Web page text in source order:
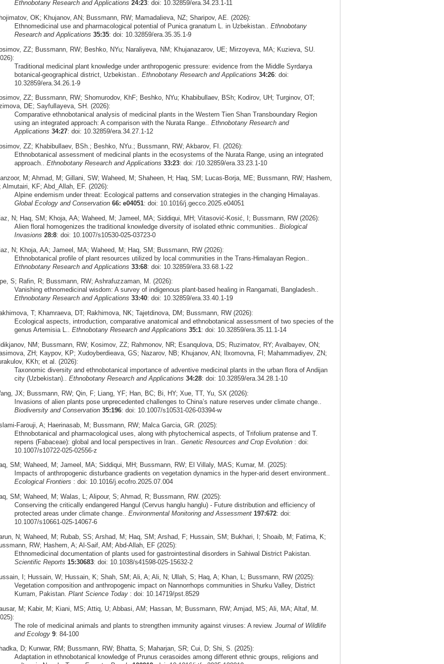
Ethnobotany Research and Applications 24:23: doi: 10.32859/era.34.23.1-11
OK; Khujanov, AN; Bussmann, RW; Mamadalieva, NZ; Sharipov, AE. (2026):
Ethnomedicinal use and pharmacological potential of Punica granatum L. in Uzbekistan.. Ethnobotany
Research and Applications 35:35: doi: 10.32859/era.35.35.1-9
ZZ; Bussmann, RW; Beshko, NYu; Naraliyeva, NM; Khujanazarov, UE; Mirzoyeva, MA; Kuzieva, SU.
Traditional medicinal plant knowledge under anthropogenic pressure: evidence from the Middle Syrdarya
botanical-geographical district, Uzbekistan.. Ethnobotany Research and Applications 34:26: doi:
10.32859/era.34.26.1-9
ZZ; Bussmann, RW; Shomurodov, KhF; Beshko, NYu; Khabibullaev, BSh; Kodirov, UH; Turginov, OT;
DE; Sayfullayeva, SH. (2026):
Comparative ethnobotanical analysis of medicinal plants in the Western Tien Shan Transboundary Region
using an integrated approach: A comparison with the Nurata Range.. Ethnobotany Research and
Applications 34:27: doi: 10.32859/era.34.27.1-12
ZZ; Khabibullaev, BSh.; Beshko, NYu.; Bussmann, RW; Akbarov, FI. (2026):
Ethnobotanical assessment of medicinal plants in the ecosystems of the Nurata Range, using an integrated
approach.. Ethnobotany Research and Applications 33:23: doi: /10.32859/era.33.23.1-10
M; Ahmad, M; Gillani, SW; Waheed, M; Shaheen, H; Haq, SM; Lucas-Borja, ME; Bussmann, RW; Hashem,
Almutairi, KF; Abd_Allah, EF. (2026):
Alpine endemism under threat: Ecological patterns and conservation strategies in the changing Himalayas.
Global Ecology and Conservation 66: e04051: doi: 10.1016/j.gecco.2025.e04051
N; Haq, SM; Khoja, AA; Waheed, M; Jameel, MA; Siddiqui, MH; Vitasović‑Kosić, I; Bussmann, RW (2026):
Alien floral homogenizes the traditional knowledge diversity of isolated ethnic communities.. Biological
Invasions 28:8: doi: 10.1007/s10530-025-03723-0
N; Khoja, AA; Jameel, MA; Waheed, M; Haq, SM; Bussmann, RW (2026):
Ethnobotanical profile of plant resources utilized by local communities in the Trans-Himalayan Region..
Ethnobotany Research and Applications 33:68: doi: 10.32859/era.33.68.1-22
S; Rafin, R; Bussmann, RW; Ashrafuzzaman, M. (2026):
Vanishing ethnomedicinal wisdom: A survey of indigenous plant-based healing in Rangamati, Bangladesh..
Ethnobotany Research and Applications 33:40: doi: 10.32859/era.33.40.1-19
T; Khamraeva, DT; Rakhimova, NK; Tajetdinova, DM; Bussmann, RW (2026):
Ecological aspects, introduction, comparative anatomical and ethnobotanical assessment of two species of the
genus Artemisia L.. Ethnobotany Research and Applications 35:1: doi: 10.32859/era.35.11.1-14
NM; Bussmann, RW; Kosimov, ZZ; Rahmonov, NR; Esanqulova, DS; Ruzimatov, RY; Avalbayev, ON;
ZH; Kaypov, KP; Xudoyberdieava, GS; Nazarov, NB; Khujanov, AN; Ilxomovna, FI; Mahammadiyev, ZN;
KKh; et al. (2026):
Taxonomic diversity and ethnobotanical importance of adventive medicinal plants in the urban flora of Andijan
city (Uzbekistan).. Ethnobotany Research and Applications 34:28: doi: 10.32859/era.34.28.1-10
JX; Bussmann, RW; Qin, F; Liang, YF; Han, BC; Bi, HY; Xue, TT, Yu, SX (2026):
Invasions of alien plants pose unprecedented challenges to China’s nature reserves under climate change..
Biodiversity and Conservation 35:196: doi: 10.1007/s10531-026-03394-w
A; Haerinasab, M; Bussmann, RW; Malca Garcia, GR. (2025):
Ethnobotanical and pharmacological uses, along with phytochemical aspects, of Trifolium pratense and T.
repens (Fabaceae): global and local perspectives in Iran.. Genetic Resources and Crop Evolution: doi:
10.1007/s10722-025-02556-z
SM; Waheed, M; Jameel, MA; Siddiqui, MH; Bussmann, RW; El Villaly, MAS; Kumar, M. (2025):
Impacts of anthropogenic disturbance gradients on vegetation dynamics in the hyper-arid desert environment..
Ecological Frontiers : doi: 10.1016/j.ecofro.2025.07.004
SM; Waheed, M; Walas, L; Alipour, S; Ahmad, R; Bussmann, RW. (2025):
Conserving the critically endangered Hangul (Cervus hanglu hanglu) - Future distribution and efficiency of
protected areas under climate change.. Environmental Monitoring and Assessment 197:672: doi:
10.1007/s10661-025-14067-6
N; Waheed, M; Rubab, SS; Arshad, M; Haq, SM; Arshad, F; Hussain, SM; Bukhari, I; Shoaib, M; Fatima, K;
RW; Hashem, A; Al-Saif, AM; Abd-Allah, EF (2025):
Ethnomedicinal documentation of plants used for gastrointestinal disorders in Sahiwal District Pakistan.
Scientific Reports 15:30683: doi: 10.1038/s41598-025-15632-2
I; Hussain, W; Hussain, K; Shah, SM; Ali, A; Ali, N; Ullah, S; Haq, A; Khan, L; Bussmann, RW (2025):
Vegetation composition and anthropogenic impact on Nannorrhops communities in Shurku Valley, District
Kurram, Pakistan. Plant Science Today: doi: 10.14719/pst.8529
M; Kabir, M; Kiani, MS; Attiq, U; Abbasi, AM; Hassan, M; Bussmann, RW; Amjad, MS; Ali, MA; Altaf, M.
The role of medicinal animals and plants to strengthen immunity against viruses: A review. Journal of Wildlife
and Ecology 9: 84-100
D; Kunwar, RM; Bussmann, RW; Bhatta, S; Maharjan, SR; Cui, D; Shi, S. (2025):
Adaptation in ethnobotanical knowledge of Prunus cerasoides among different ethnic groups, religions and